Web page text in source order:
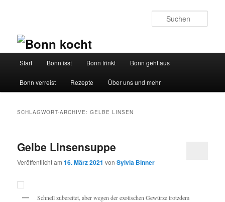
Zum
Inhalt
Zum
sekundären
Start Bonn isst Bonn trinkt Bonn geht aus
Bonn verreist Rezepte Über uns und mehr
SCHLAGWORT-ARCHIVE:GELBE LINSEN
Gelbe Linsensuppe
Veröffentlicht am16. März 2021 vonSylvia Binner
Schnell zubereitet, aber wegen der exotischen Gewürze trotzdem